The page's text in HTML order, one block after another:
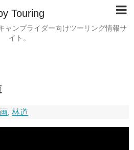
Touring
ャンプライダー向けツーリング情報サ
イト。
,林道